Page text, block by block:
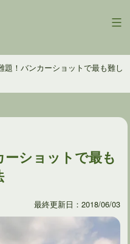
題！バンカーショットで最も難し
ショットで最も
最終更新日：2018/06/03